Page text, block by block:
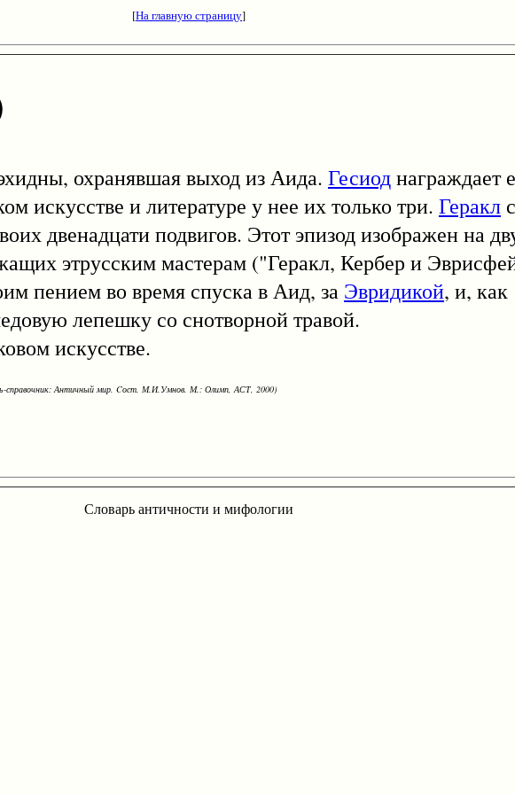
[На главную страницу]
охранявшая выход из Аида. Гесиоднаграждает
искусстве и литературе у нее их только три. Геракл
двенадцати подвигов. Этот эпизод изображен на
этрусским мастерам ("Геракл, Кербер и
пением во время спуска в Аид, за Эвридикой, и, как
лепешку со снотворной травой.
искусстве.
справочник: Античный мир. Cост. М.И.Умнов. М.: Олимп, АСТ, 2000)
Словарь античности и мифологии